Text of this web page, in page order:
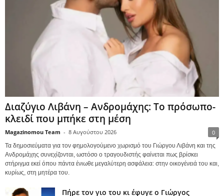
Διαζύγιο Λιβάνη – Ανδρομάχης: Το πρόσωπο-
κλειδί που μπήκε στη μέση
Magazinomou Team - 8 Αυγούστου 2026 0
Τα δημοσιεύματα για τον φημολογούμενο χωρισμό του Γιώργου Λιβάνη και της
Ανδρομάχης συνεχίζονται, ωστόσο ο τραγουδιστής φαίνεται πως βρίσκει
στήριγμα εκεί όπου πάντα ένιωθε μεγαλύτερη ασφάλεια: στην οικογένειά του και,
κυρίως, στη μητέρα του.
Πήρε τον γιο του κι έφυγε ο Γιώργος